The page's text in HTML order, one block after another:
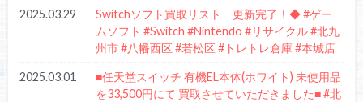
2025.03.29
Switchソフト買取リスト 更新完了！◆ #ゲー
ムソフト #Switch #Nintendo #リサイクル #北九
州市 #八幡西区 #若松区 #トレトレ倉庫 #本城店
2025.03.01
■任天堂スイッチ 有機EL本体(ホワイト) 未使用品
を33,500円にて 買取させていただきました■ #北